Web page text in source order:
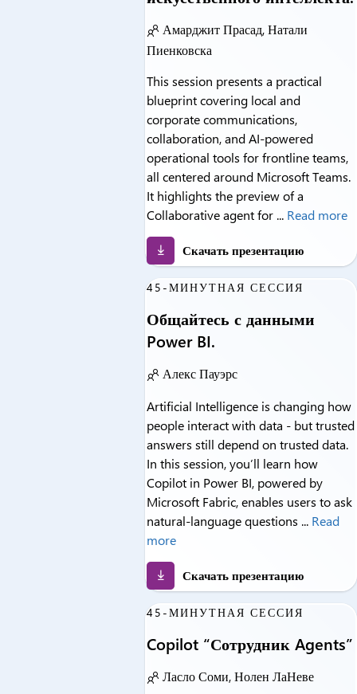
Амарджит Прасад, Натали
Пиенковска
This session presents a practical
blueprint covering local and
corporate communications,
collaboration, and AI-powered
operational tools for frontline teams,
all centered around Microsoft Teams.
It highlights the preview of a
Collaborative agent for ... Read more
Скачать презентацию
45-МИНУТНАЯ СЕССИЯ
Общайтесь с данными
Power BI.
Алекс Пауэрс
Artificial Intelligence is changing how
people interact with data - but trusted
answers still depend on trusted data.
In this session, you’ll learn how
Copilot in Power BI, powered by
Microsoft Fabric, enables users to ask
natural‑language questions ... Read
more
Скачать презентацию
45-МИНУТНАЯ СЕССИЯ
Copilot “Сотрудник Agents”
Ласло Соми, Нолен ЛаНеве